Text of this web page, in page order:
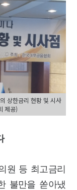
상한금리 현황 및 시사
제공)
원 등 최고금리
불만을 쏟아냈